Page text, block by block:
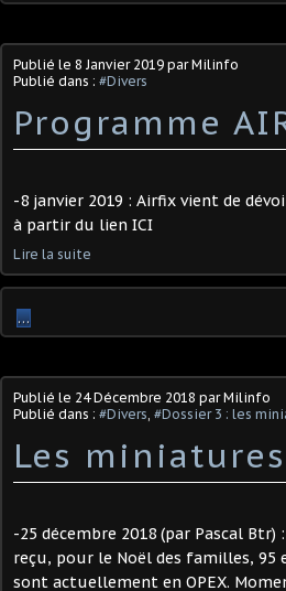
Publié le 8 Janvier 2019 par Milinfo
Publié dans : #Divers
Programme
-8 janvier 2019 : Airfix vient de
à partir du lien ICI
Lire la suite
…
Publié le 24 Décembre 2018 par Milinfo
Publié dans : #Divers, #Dossier 3 : les
Les
-25 décembre 2018 (par Pascal Btr)
reçu, pour le Noël des familles,
sont actuellement en OPEX.